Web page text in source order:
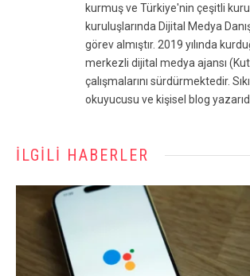
kurmuş ve Türkiye'nin çeşitli
kuruluşlarında Dijital Medya
görev almıştır. 2019 yılında
merkezli dijital medya ajansı
çalışmalarını sürdürmektedir.
okuyucusu ve kişisel blog
İLGILI HABERLER